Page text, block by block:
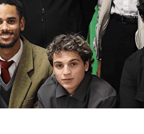
?>
Images de la page d'accueil
Cliquez pour éditer